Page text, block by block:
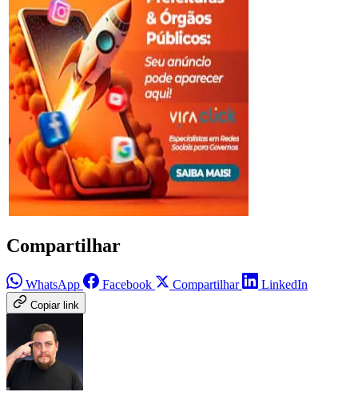
Compartilhar
WhatsApp Facebook Compartilhar LinkedIn
Copiar link